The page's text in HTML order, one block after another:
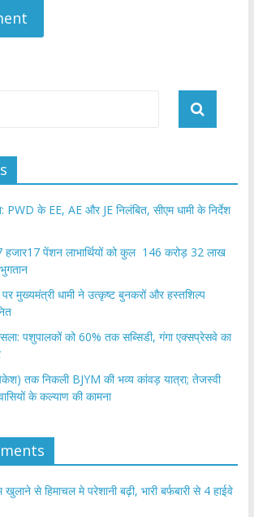
PWD के EE, AE और JE निलंबित, सीएम धामी के निर्देश
पेंशन लाभार्थियों को कुल 146 करोड़ 32 लाख
पर मुख्यमंत्री धामी ने उत्कृष्ट बुनकरों और हस्तशिल्प
पशुपालकों को 60% तक सब्सिडी, गंगा एक्सप्रेसवे का
तक निकली BJYM की भव्य कांवड़ यात्रा; तेजस्वी
के कल्याण की कामना
खुलाने से हिमाचल मे परेशानी बढ़ी, भारी बर्फबारी से 4 हाईवे